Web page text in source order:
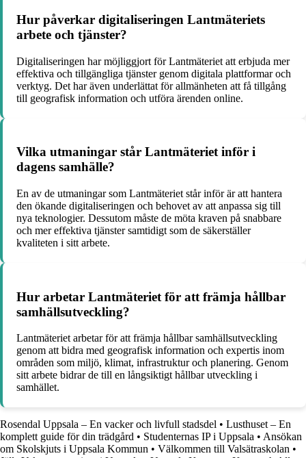
Hur påverkar digitaliseringen Lantmäteriets
arbete och tjänster?
Digitaliseringen har möjliggjort för Lantmäteriet att erbjuda mer
effektiva och tillgängliga tjänster genom digitala plattformar och
verktyg. Det har även underlättat för allmänheten att få tillgång
till geografisk information och utföra ärenden online.
Vilka utmaningar står Lantmäteriet inför i
dagens samhälle?
En av de utmaningar som Lantmäteriet står inför är att hantera
den ökande digitaliseringen och behovet av att anpassa sig till
nya teknologier. Dessutom måste de möta kraven på snabbare
och mer effektiva tjänster samtidigt som de säkerställer
kvaliteten i sitt arbete.
Hur arbetar Lantmäteriet för att främja hållbar
samhällsutveckling?
Lantmäteriet arbetar för att främja hållbar samhällsutveckling
genom att bidra med geografisk information och expertis inom
områden som miljö, klimat, infrastruktur och planering. Genom
sitt arbete bidrar de till en långsiktigt hållbar utveckling i
samhället.
Rosendal Uppsala – En vacker och livfull stadsdel • Lusthuset – En
komplett guide för din trädgård • Studenternas IP i Uppsala • Ansökan
om Skolskjuts i Uppsala Kommun • Välkommen till Valsätraskolan •